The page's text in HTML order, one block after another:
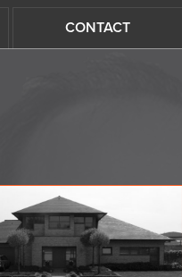
CONTACT